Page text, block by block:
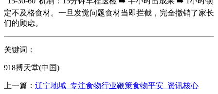
定不及格食材。一旦发觉问题食材当即拦截，完全撤销了家长
们的顾虑。
关键词：
918搏天堂(中国)
上一篇： 辽宁地域_专注食物行业鞭策食物平安_资讯核心